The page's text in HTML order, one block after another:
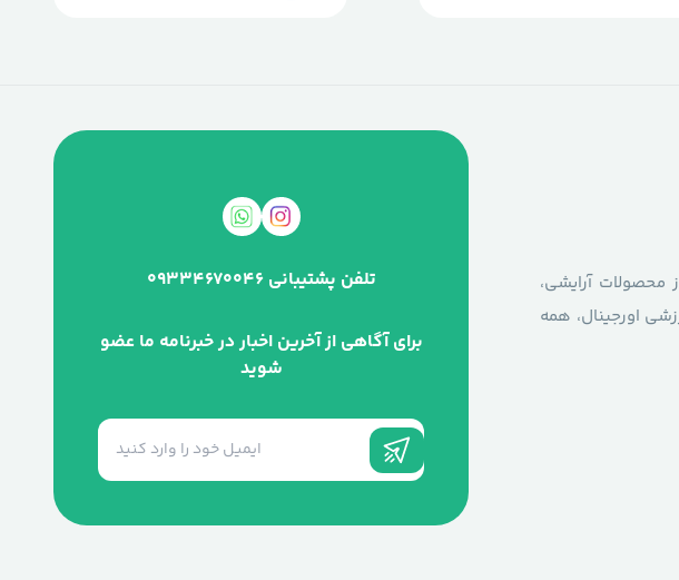
محصولات آرایشی،
اورجینال، همه
تلفن پشتیبانی09334670046
برای آگاهی از آخرین اخبار در خبرنامه ما عضو
شوید